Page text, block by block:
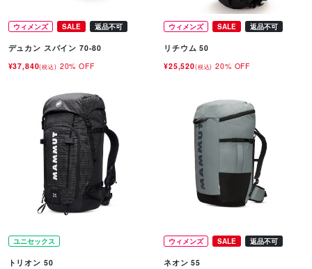
ウィメンズ SALE 返品不可
デュカン スパイン 70-80
¥37,840(税込) 20% OFF
ウィメンズ SALE 返品不可
リチウム 50
¥25,520(税込) 20% OFF
ユニセックス
トリオン 50
ウィメンズ SALE 返品不可
ネオン 55